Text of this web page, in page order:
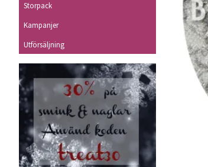
Storpack
Kampanjer
Utförsäljning